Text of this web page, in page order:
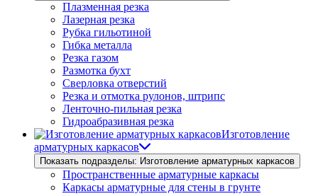
Плазменная резка
Лазерная резка
Рубка гильотиной
Гибка металла
Резка газом
Размотка бухт
Сверловка отверстий
Резка и отмотка рулонов, штрипс
Ленточно-пильная резка
Гидроабразивная резка
Изготовление
арматурных каркасов
Показать подразделы: Изготовление арматурных каркасов
Пространственные арматурные каркасы
Каркасы арматурные для стены в грунте